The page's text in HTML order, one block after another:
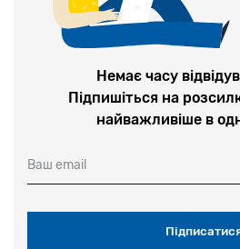
Немає часу
Підпишіться на
найважливіше в
Ваш email